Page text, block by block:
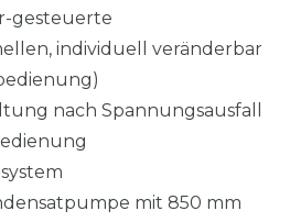
gesteuerte
individuell veränderbar
nach Spannungsausfall
mit 850 mm